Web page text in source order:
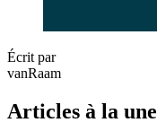
Écrit par
vanRaam
Articles à la une